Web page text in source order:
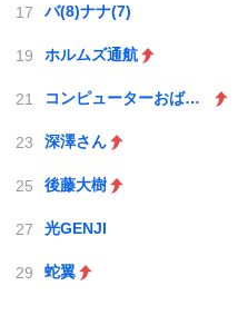
バ(8)ナナ(7)
ホルムズ通航
コンピューターおばあちゃん
深澤さん
後藤大樹
光GENJI
蛇翼